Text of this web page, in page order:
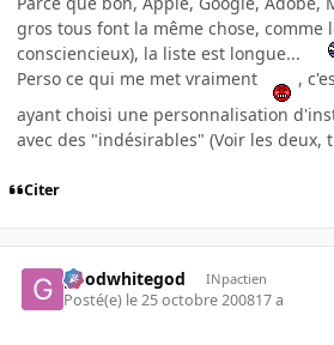
gros tous font la même chose, comme
consciencieux), la liste est longue...
Perso ce qui me met vraiment
,
ayant choisi une personnalisation
avec des "indésirables" (Voir les deux,
Citer
goodwhitegod INpactien
Posté(e) le 25 octobre 200817 a